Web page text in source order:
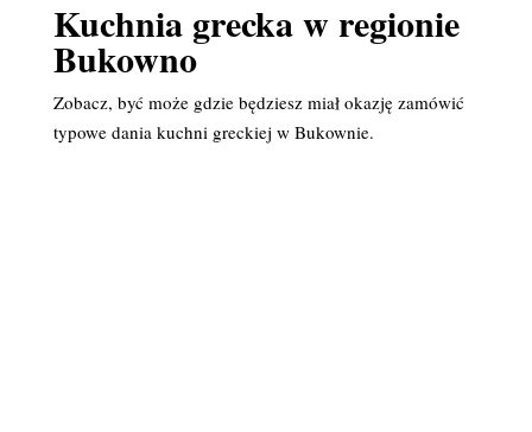
Kuchnia grecka w regionie
Bukowno
Zobacz, być może gdzie będziesz miał okazję zamówić
typowe dania kuchni greckiej w Bukownie.